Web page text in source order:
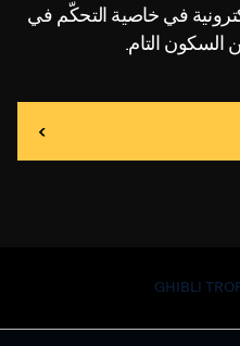
في خاصية التحكّم في
السكون التام.
GHIBLI